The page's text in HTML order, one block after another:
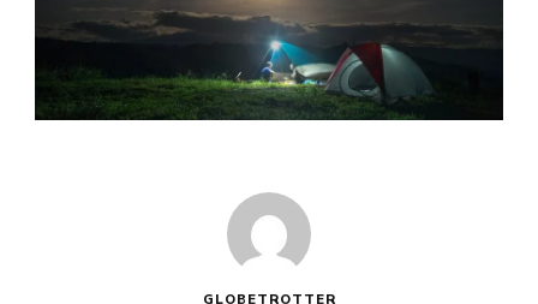
GLOBETROTTER